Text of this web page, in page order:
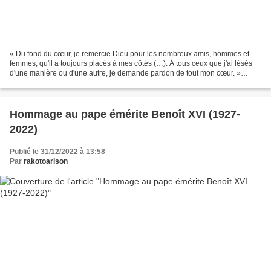
« Du fond du cœur, je remercie Dieu pour les nombreux amis, hommes et
femmes, qu'il a toujours placés à mes côtés (…). À tous ceux que j'ai lésés
d'une manière ou d'une autre, je demande pardon de tout mon cœur. »
Hommage au pape émérite Benoît XVI (1927-
2022)
Publié le 31/12/2022 à 13:58
Par rakotoarison